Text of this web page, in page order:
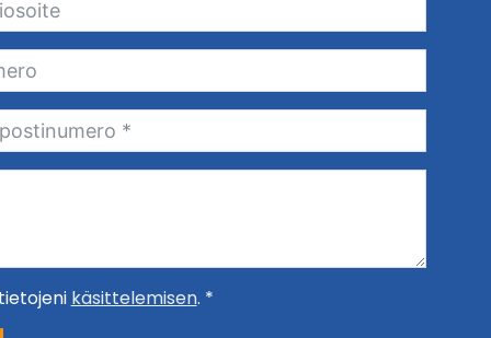
käsittelemisen. *